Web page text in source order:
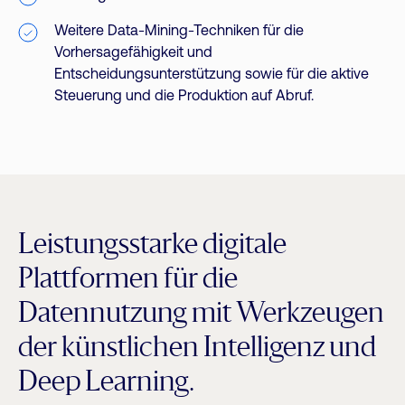
Weitere Data-Mining-Techniken für die
Vorhersagefähigkeit und
Entscheidungsunterstützung sowie für die aktive
Steuerung und die Produktion auf Abruf.
Leistungsstarke digitale
Plattformen für die
Datennutzung mit Werkzeugen
der künstlichen Intelligenz und
Deep Learning.